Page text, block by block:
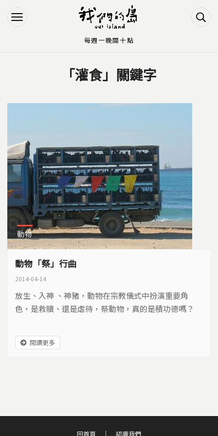
Jump to Navigation
Jump to Main content
「灌食」關鍵字
動物
動物「祭」行曲
2014-04-14
放生、入神 、神豬，動物在宗教儀式中扮演重要角
色，是救贖、還是虐待，祭動物，真的是積功德嗎？
閱讀更多
回首頁 認識我們
每週一晚間十點